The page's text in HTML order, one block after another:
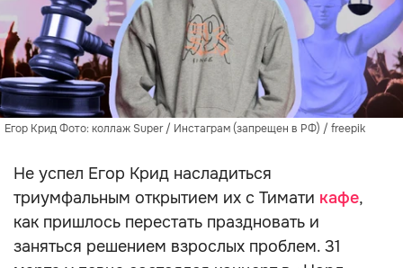
Егор Крид Фото: коллаж Super / Инстаграм (запрещен в РФ) / freepik
Не успел Егор Крид насладиться
триумфальным открытием их с Тимати кафе,
как пришлось перестать праздновать и
заняться решением взрослых проблем. 31